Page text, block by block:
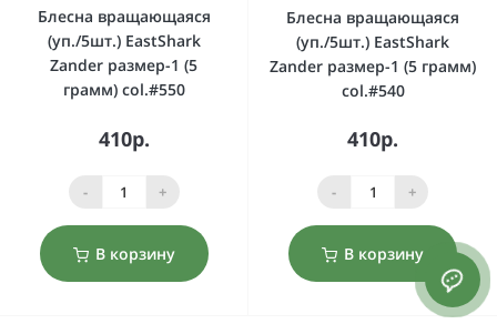
Блесна вращающаяся
(уп./5шт.) EastShark
Zander размер-1 (5
грамм) col.#550
410р.
- +
В корзину
Блесна вращающаяся
(уп./5шт.) EastShark
Zander размер-1 (5 грамм)
col.#540
410р.
- +
В корзину